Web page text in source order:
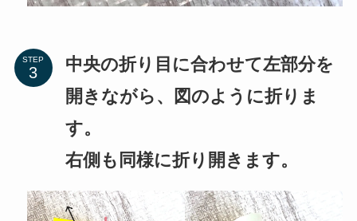
STEP
中央の折り目に合わせて左部分を
開きながら、図のように折りま
す。
右側も同様に折り開きます。